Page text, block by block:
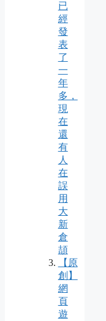
已
經
發
表
了
一
年
多，
現
在
還
有
人
在
誤
用
大
新
倉
頡
【原
創】
網
頁
遊